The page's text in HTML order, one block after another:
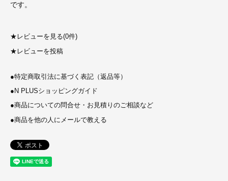
です。
★ レビューを見る(0件)
★ レビューを投稿
●特定商取引法に基づく表記（返品等）
● N PLUSショッピングガイド
●商品についての問合せ・お見積りのご相談など
●商品を他の人にメールで教える